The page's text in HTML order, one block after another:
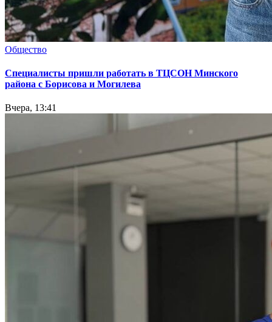
Общество
Специалисты пришли работать в ТЦСОН Минского
района с Борисова и Могилева
Вчера, 13:41